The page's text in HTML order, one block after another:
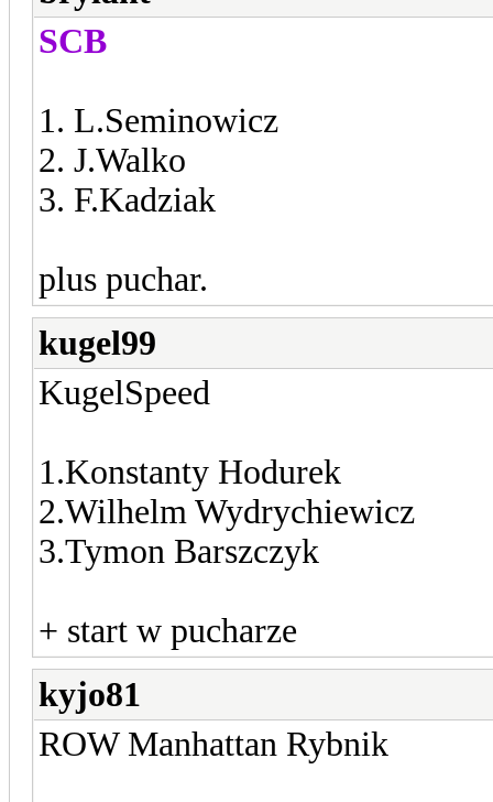
SCB
1. L.Seminowicz
2. J.Walko
3. F.Kadziak
plus puchar.
kugel99
KugelSpeed
1.Konstanty Hodurek
2.Wilhelm Wydrychiewicz
3.Tymon Barszczyk
+ start w pucharze
kyjo81
ROW Manhattan Rybnik